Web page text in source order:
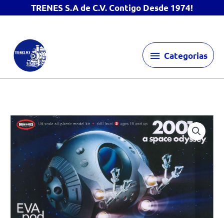
TRENES S.A de C.V. Contigo Desde 1974!
contenido
Categorias
Categorias